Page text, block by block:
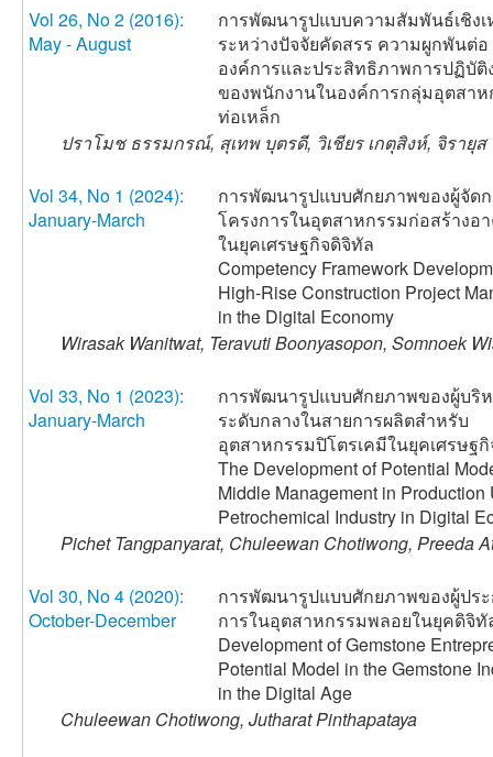
Vol 26, No 2 (2016):
May - August
การพัฒนารูปแบบความสัมพันธ์เชิงเ
ระหว่างปัจจัยคัดสรร ความผูกพันต่อ
องค์การและประสิทธิภาพการปฏิบัติ
ของพนักงานในองค์การกลุ่มอุตสา
ท่อเหล็ก
ปราโมช ธรรมกรณ์, สุเทพ บุตรดี, วิเชียร เกตุสิงห์, จิรายุ
Vol 34, No 1 (2024):
January-March
การพัฒนารูปแบบศักยภาพของผู้จัด
โครงการในอุตสาหกรรมก่อสร้างอ
ในยุคเศรษฐกิจดิจิทัล
Competency Framework
High-Rise Construction Project
in the Digital Economy
Wirasak Wanitwat, Teravuti Boonyasopon, Somnoek
Vol 33, No 1 (2023):
January-March
การพัฒนารูปแบบศักยภาพของผู้บริ
ระดับกลางในสายการผลิตสำหรับ
อุตสาหกรรมปิโตรเคมีในยุคเศรษฐ
The Development of Potential
Middle Management in Production
Petrochemical Industry in Digital
Pichet Tangpanyarat, Chuleewan Chotiwong, Preeda
Vol 30, No 4 (2020):
October-December
การพัฒนารูปแบบศักยภาพของผู้ปร
การในอุตสาหกรรมพลอยในยุคดิจิทั
Development of Gemstone
Potential Model in the Gemstone
in the Digital Age
Chuleewan Chotiwong, Jutharat Pinthapataya